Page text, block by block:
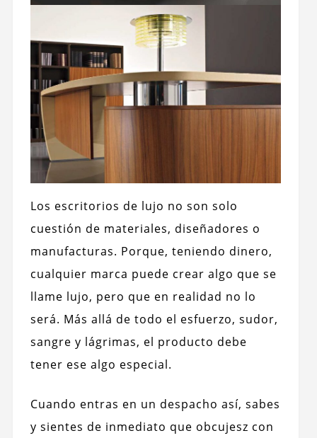
Los escritorios de lujo no son solo
cuestión de materiales, diseñadores o
manufacturas. Porque, teniendo dinero,
cualquier marca puede crear algo que se
llame lujo, pero que en realidad no lo
será. Más allá de todo el esfuerzo, sudor,
sangre y lágrimas, el producto debe
tener ese algo especial.
Cuando entras en un despacho así, sabes
y sientes de inmediato que obcujesz con